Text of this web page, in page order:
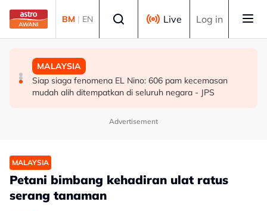
Skip to main content
BM | EN Live Log in
MALAYSIA
WYF gesa kerajaan haramkan penjualan vape
DUNIA
Situasi Asia Barat tidak berubah selagi bantuan
ketenteran AS kepada Israel diteruskan - Penganalisis
MALAYSIA
Siap siaga fenomena EL Nino: 606 pam kecemasan
mudah alih ditempatkan di seluruh negara - JPS
Advertisement
MALAYSIA
Petani bimbang kehadiran ulat ratus
serang tanaman